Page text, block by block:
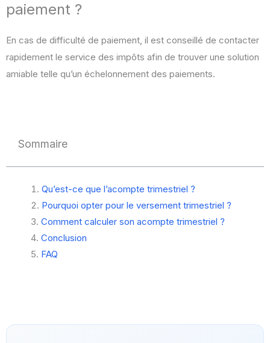
paiement ?
En cas de difficulté de paiement, il est conseillé de contacter
rapidement le service des impôts afin de trouver une solution
amiable telle qu’un échelonnement des paiements.
Sommaire
Qu’est-ce que l’acompte trimestriel ?
Pourquoi opter pour le versement trimestriel ?
Comment calculer son acompte trimestriel ?
Conclusion
FAQ